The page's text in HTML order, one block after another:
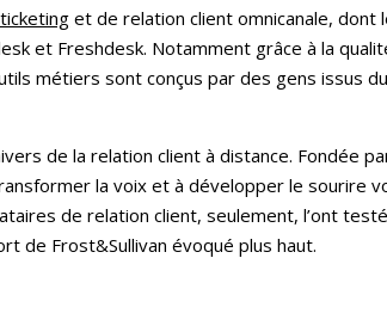
et de relation client omnicanale,
et Freshdesk. Notamment grâce à la
métiers sont conçus par des gens issus
de la relation client à distance. Fondée
la voix et à développer le sourire
de relation client, seulement, l’ont
de Frost&Sullivan évoqué plus haut.